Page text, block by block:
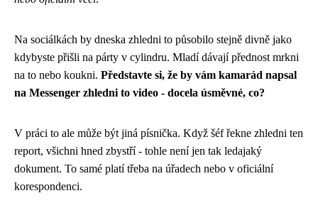
Na sociálkách by dneska zhledni to působilo stejně divně jako
kdybyste přišli na párty v cylindru. Mladí dávají přednost mrkni
na to nebo koukni. Představte si, že by vám kamarád napsal
na Messenger zhledni to video - docela úsměvné, co?
V práci to ale může být jiná písnička. Když šéf řekne zhledni ten
report, všichni hned zbystří - tohle není jen tak ledajaký
dokument. To samé platí třeba na úřadech nebo v oficiální
korespondenci.